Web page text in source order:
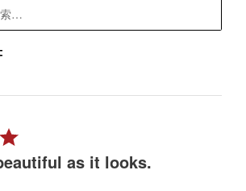
as it looks.